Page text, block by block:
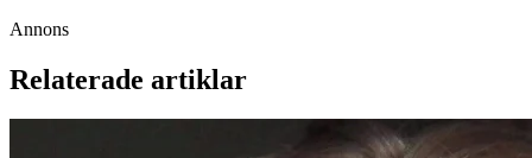
Annons
Relaterade artiklar